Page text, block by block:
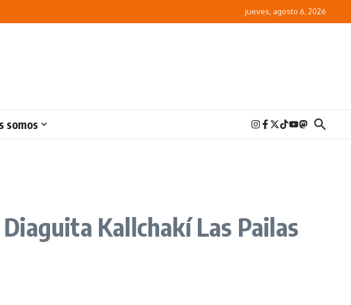
jueves, agosto 6, 2026
somos
Kallchakí Las Pailas